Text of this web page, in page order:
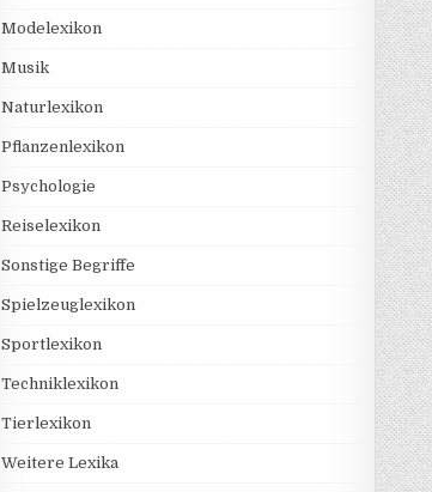
Modelexikon
Musik
Naturlexikon
Pflanzenlexikon
Psychologie
Reiselexikon
Sonstige Begriffe
Spielzeuglexikon
Sportlexikon
Techniklexikon
Tierlexikon
Weitere Lexika